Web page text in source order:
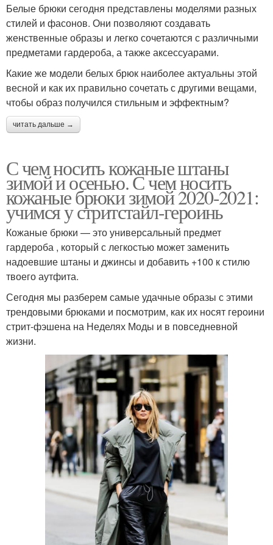
Белые брюки сегодня представлены моделями разных
стилей и фасонов. Они позволяют создавать
женственные образы и легко сочетаются с различными
предметами гардероба, а также аксессуарами.
Какие же модели белых брюк наиболее актуальны этой
весной и как их правильно сочетать с другими вещами,
чтобы образ получился стильным и эффектным?
читать дальше →
С чем носить кожаные штаны
зимой и осенью. С чем носить
кожаные брюки зимой 2020-2021:
учимся у стритстайл-героинь
Кожаные брюки — это универсальный предмет
гардероба , который с легкостью может заменить
надоевшие штаны и джинсы и добавить +100 к стилю
твоего аутфита.
Сегодня мы разберем самые удачные образы с этими
трендовыми брюками и посмотрим, как их носят героини
стрит-фэшена на Неделях Моды и в повседневной
жизни.